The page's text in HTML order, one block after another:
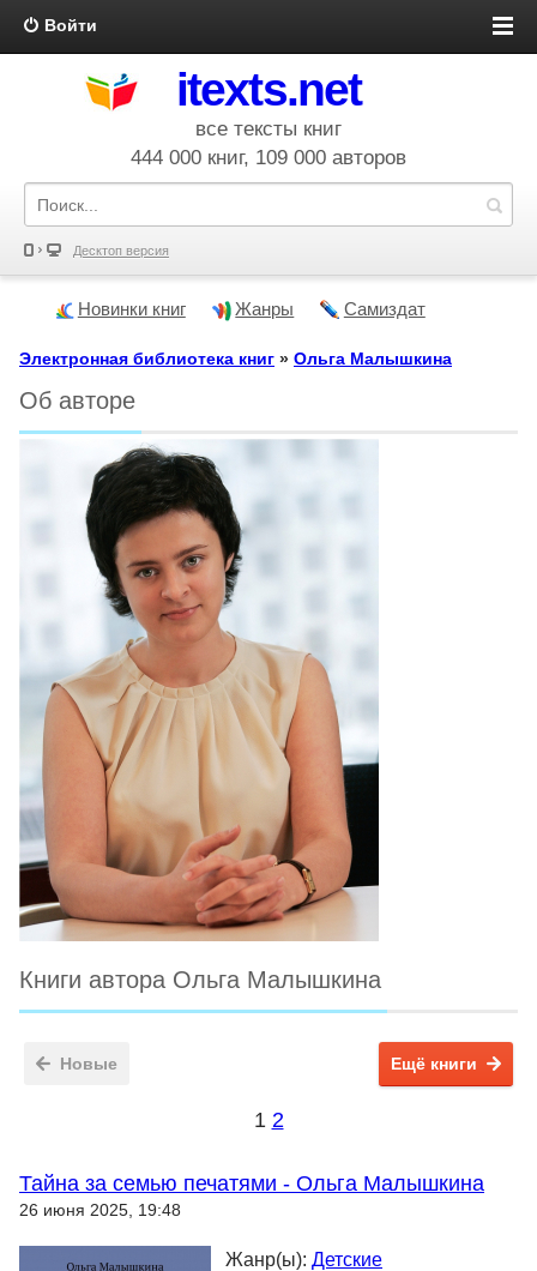
Войти
itexts.net
все тексты книг
444 000 книг, 109 000 авторов
Десктоп версия
Новинки книг Жанры Самиздат
Электронная библиотека книг » Ольга Малышкина
Об авторе
Книги автора Ольга Малышкина
Новые Ещё книги
1 2
Тайна за семью печатями - Ольга Малышкина
26 июня 2025, 19:48
Жанр(ы): Детские